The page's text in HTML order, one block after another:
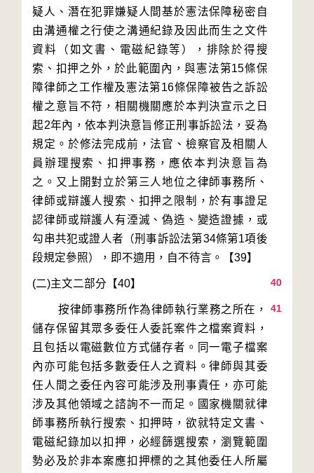
疑人、潛在犯罪嫌疑人間基於憲法保障秘密自
由溝通權之行使之溝通紀錄及因此而生之文件
資料（如文書、電磁紀錄等），排除於得搜
索、扣押之外，於此範圍內，與憲法第15條保
障律師之工作權及憲法第16條保障被告之訴訟
權之意旨不符，相關機關應於本判決宣示之日
起2年內，依本判決意旨修正刑事訴訟法，妥為
規定。於修法完成前，法官、檢察官及相關人
員辦理搜索、扣押事務，應依本判決意旨為
之。又上開對立於第三人地位之律師事務所、
律師或辯護人搜索、扣押之限制，於有事證足
認律師或辯護人有湮滅、偽造、變造證據，或
勾串共犯或證人者（刑事訴訟法第34條第1項後
40
41
        按律師事務所作為律師執行業務之所在，
儲存保留其眾多委任人委託案件之檔案資料，
且包括以電磁數位方式儲存者。同一電子檔案
內亦可能包括多數委任人之資料。律師與其委
任人間之委任內容可能涉及刑事責任，亦可能
涉及其他領域之諮詢不一而足。國家機關就律
師事務所執行搜索、扣押時，欲就特定文書、
電磁紀錄加以扣押，必經篩選搜索，瀏覽範圍
勢必及於非本案應扣押標的之其他委任人所屬